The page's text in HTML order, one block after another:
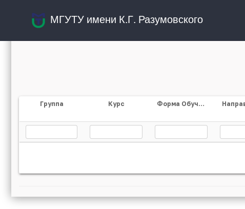
МГУТУ имени К.Г. Разумовского
Группа Курс Форма Обучения